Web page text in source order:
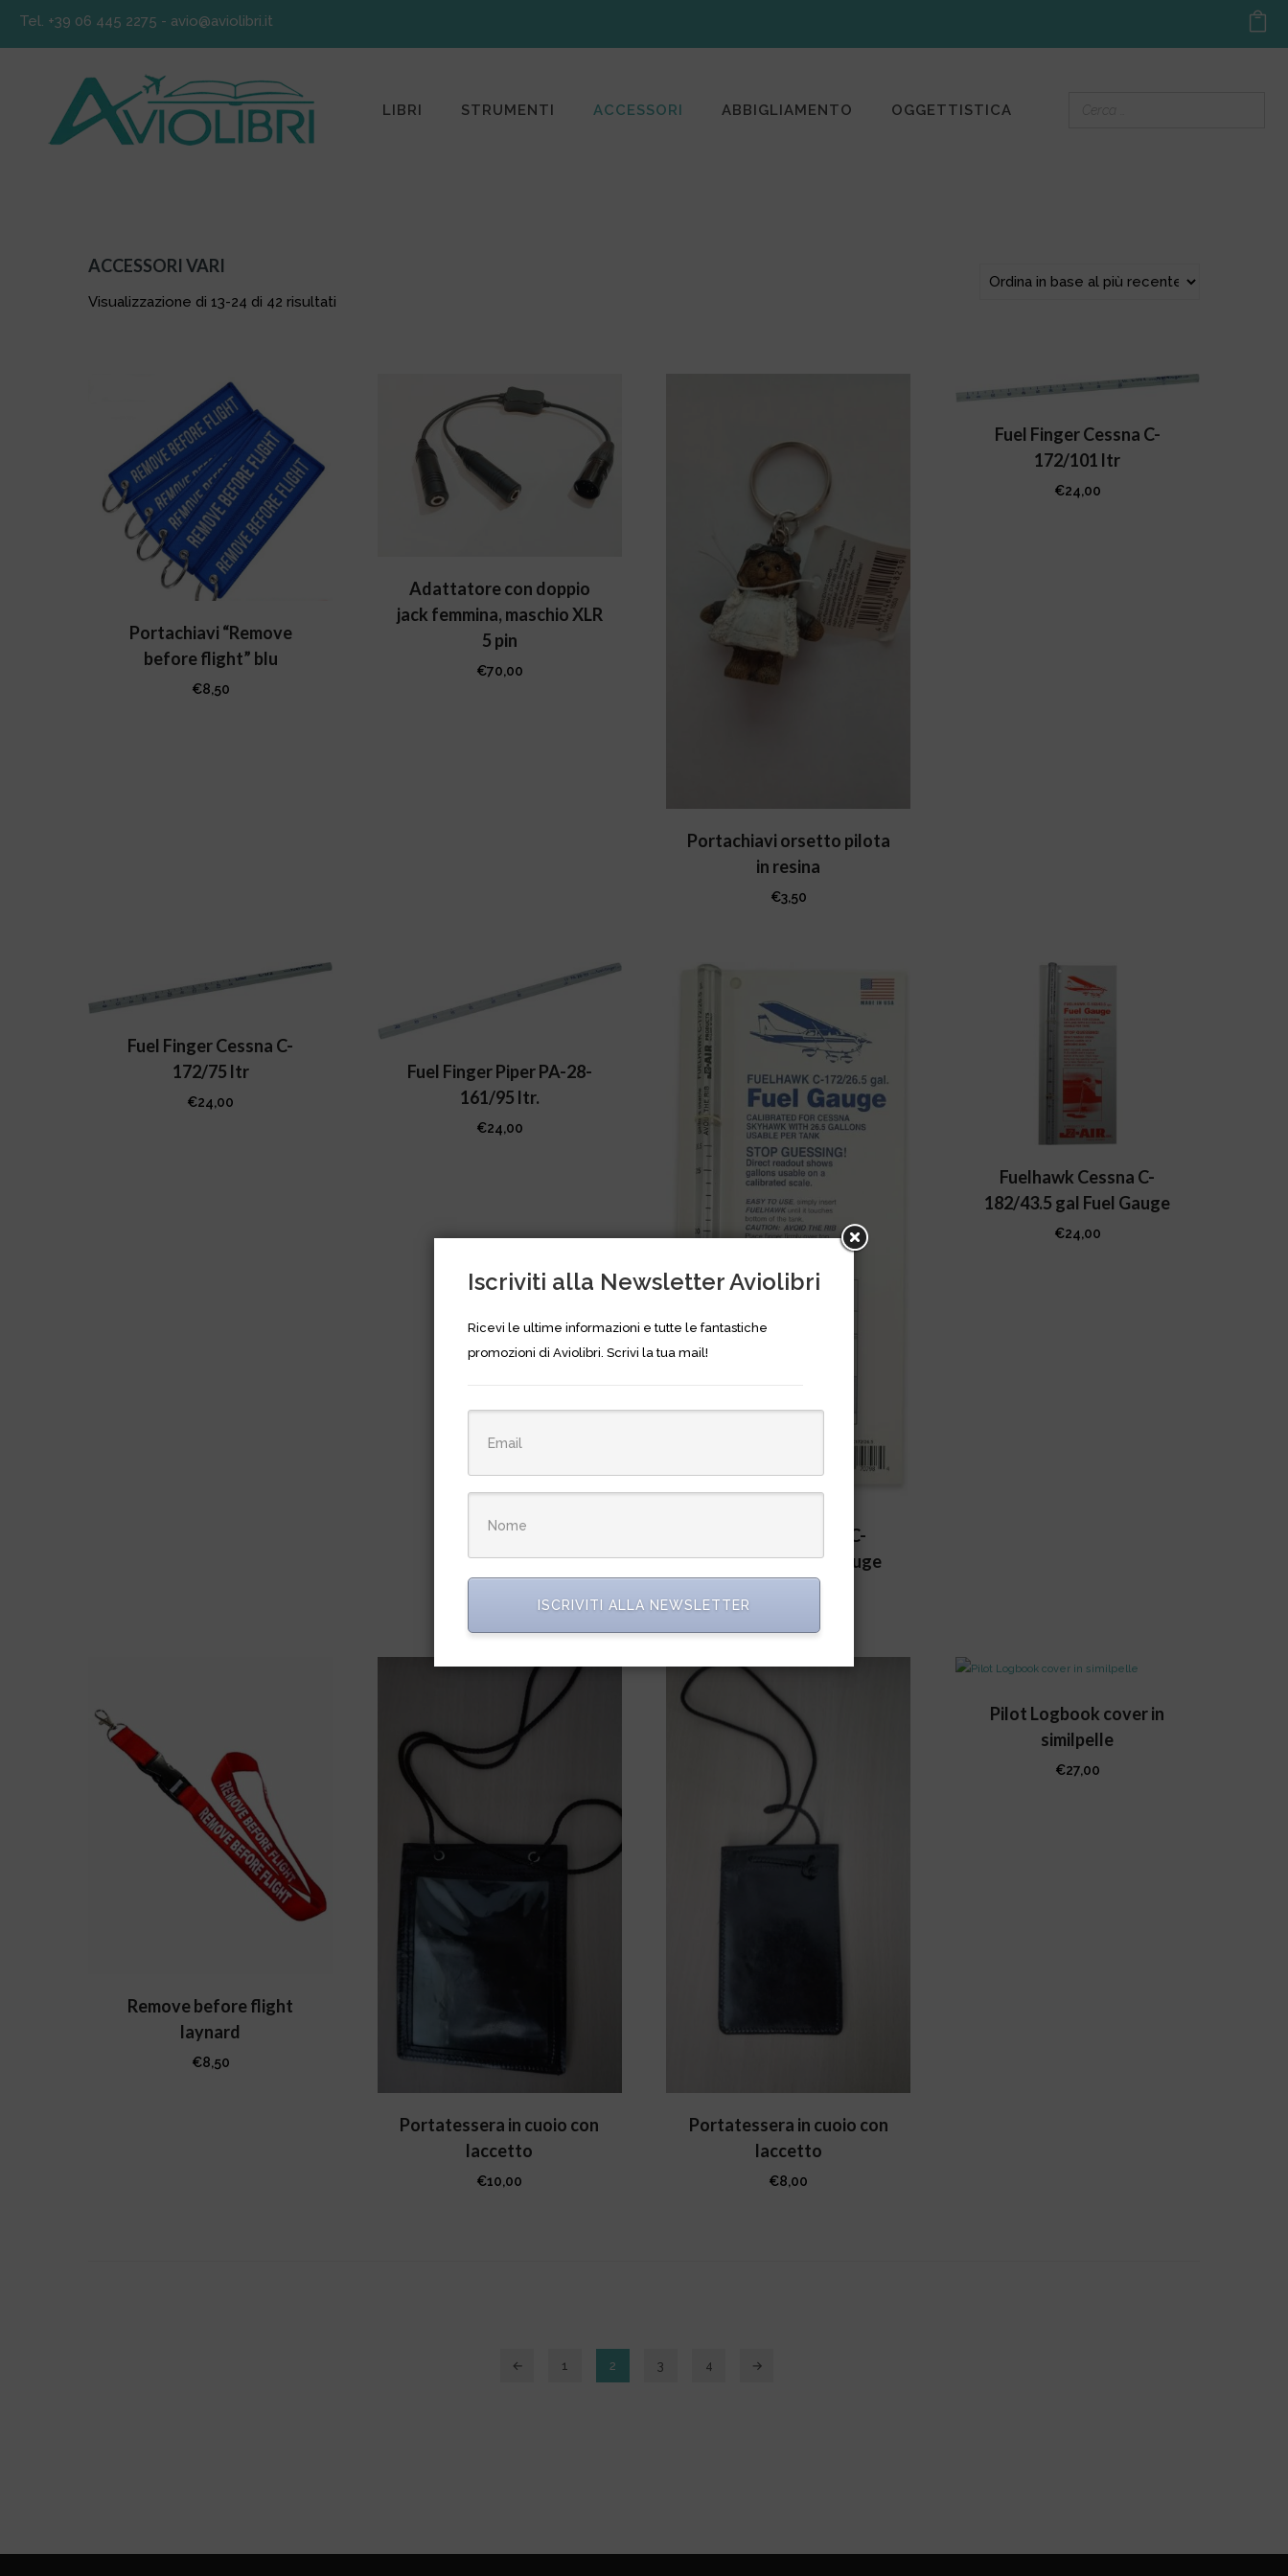
Tel. +39 06 445 2275 - avio@aviolibri.it
LIBRI STRUMENTI ACCESSORI ABBIGLIAMENTO OGGETTISTICA
ACCESSORI VARI
Visualizzazione di 13-24 di 42 risultati
Portachiavi “Remove
before flight” blu
€8,50
Adattatore con doppio
jack femmina, maschio XLR
5 pin
€70,00
Portachiavi orsetto pilota
in resina
€3,50
Fuel Finger Cessna C-
172/101 ltr
€24,00
Fuel Finger Cessna C-
172/75 ltr
€24,00
Fuel Finger Piper PA-28-
161/95 ltr.
€24,00
Fuelhawk Cessna C-
172/26.5 gal Fuel Gauge
Fuelhawk Cessna C-
182/43.5 gal Fuel Gauge
€24,00
Remove before flight
laynard
€8,50
Portatessera in cuoio con
laccetto
€10,00
Portatessera in cuoio con
laccetto
€8,00
Pilot Logbook cover in
similpelle
€27,00
← 1 2 3 4 →
Iscriviti alla Newsletter Aviolibri
Ricevi le ultime informazioni e tutte le fantastiche
promozioni di Aviolibri. Scrivi la tua mail!
ISCRIVITI ALLA NEWSLETTER